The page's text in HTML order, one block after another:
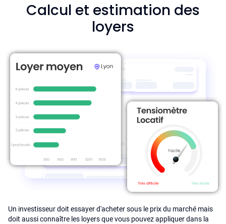
Calcul et estimation des
loyers
Un investisseur doit essayer d'acheter sous le prix du marché mais
doit aussi connaître les loyers que vous pouvez appliquer dans la